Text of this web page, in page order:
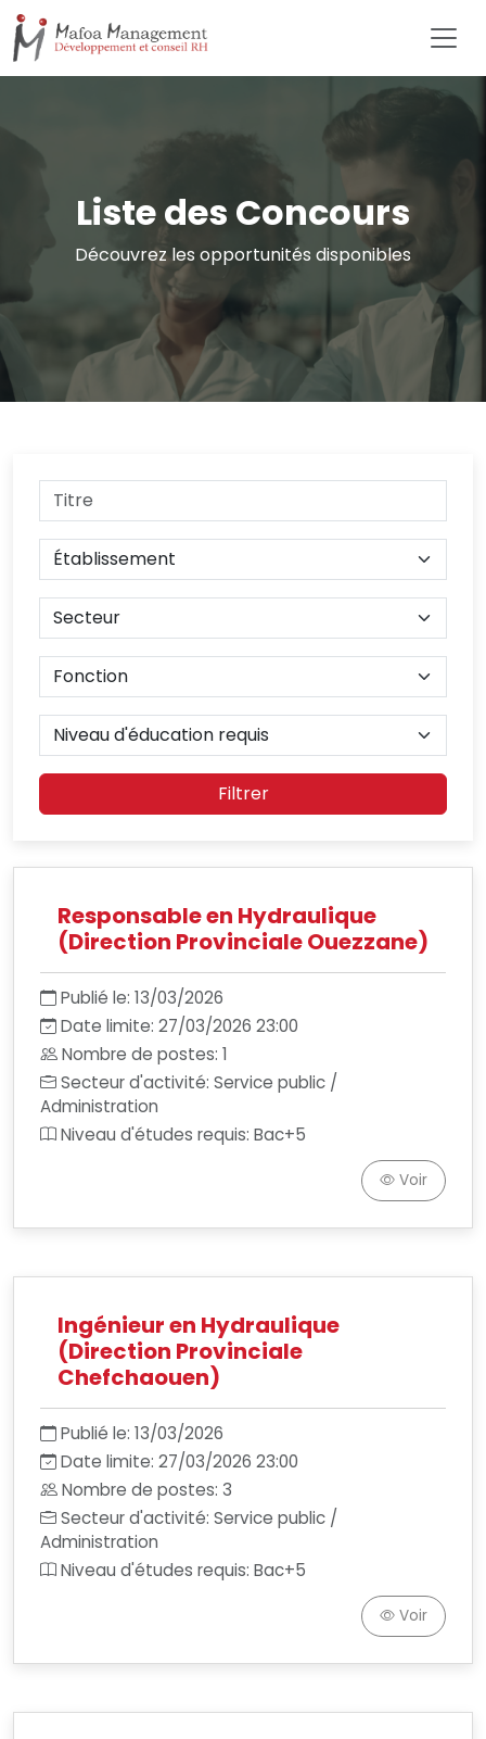
Liste des Concours
Découvrez les opportunités disponibles
Filtrer
Responsable en Hydraulique
(Direction Provinciale Ouezzane)
Publié le: 13/03/2026
Date limite: 27/03/2026 23:00
Nombre de postes: 1
Secteur d'activité: Service public /
Administration
Niveau d'études requis: Bac+5
Voir
Ingénieur en Hydraulique
(Direction Provinciale
Chefchaouen)
Publié le: 13/03/2026
Date limite: 27/03/2026 23:00
Nombre de postes: 3
Secteur d'activité: Service public /
Administration
Niveau d'études requis: Bac+5
Voir